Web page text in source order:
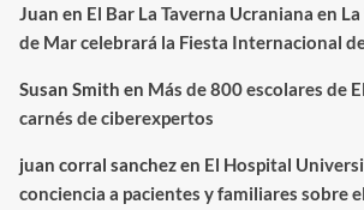
Juan en El Bar La Taverna Ucraniana en
de Mar celebrará la Fiesta Internacional
Susan Smith en Más de 800 escolares de
carnés de ciberexpertos
juan corral sanchezen El Hospital
conciencia a pacientes y familiares sobre